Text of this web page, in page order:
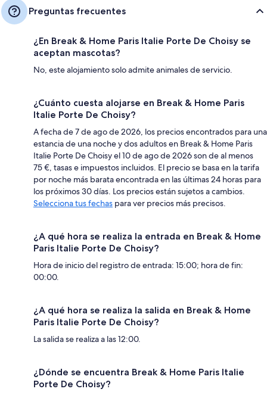
Preguntas frecuentes
¿En Break & Home Paris Italie Porte De Choisy se
aceptan mascotas?
No, este alojamiento solo admite animales de servicio.
¿Cuánto cuesta alojarse en Break & Home Paris
Italie Porte De Choisy?
A fecha de 7 de ago de 2026, los precios encontrados para una
estancia de una noche y dos adultos en Break & Home Paris
Italie Porte De Choisy el 10 de ago de 2026 son de al menos
75 €, tasas e impuestos incluidos. El precio se basa en la tarifa
por noche más barata encontrada en las últimas 24 horas para
los próximos 30 días. Los precios están sujetos a cambios.
Selecciona tus fechas para ver precios más precisos.
¿A qué hora se realiza la entrada en Break & Home
Paris Italie Porte De Choisy?
Hora de inicio del registro de entrada: 15:00; hora de fin:
00:00.
¿A qué hora se realiza la salida en Break & Home
Paris Italie Porte De Choisy?
La salida se realiza a las 12:00.
¿Dónde se encuentra Break & Home Paris Italie
Porte De Choisy?